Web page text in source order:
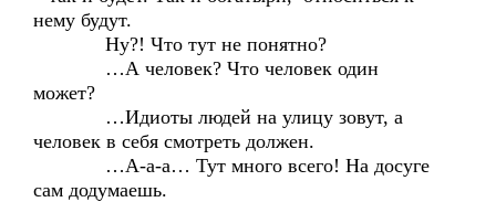
нему будут.
Ну?! Что тут не понятно?
…А человек? Что человек один
может?
…Идиоты людей на улицу зовут, а
человек в себя смотреть должен.
…А-а-а… Тут много всего! На досуге
сам додумаешь.